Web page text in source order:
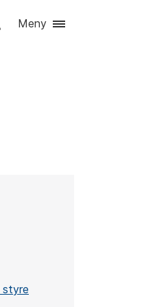
Meny
styre